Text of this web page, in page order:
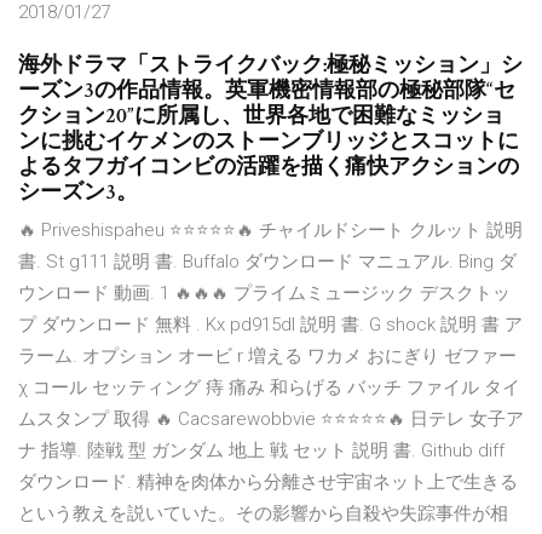
2018/01/27
海外ドラマ「ストライクバック:極秘ミッション」シ
ーズン3の作品情報。英軍機密情報部の極秘部隊“セ
クション20”に所属し、世界各地で困難なミッショ
ンに挑むイケメンのストーンブリッジとスコットに
よるタフガイコンビの活躍を描く痛快アクションの
シーズン3。
🔥 Priveshispaheu ⭐⭐⭐⭐⭐🔥 チャイルドシート クルット 説明
書. St g111 説明 書. Buffalo ダウンロード マニュアル. Bing ダ
ウンロード 動画. 1 🔥🔥🔥 プライムミュージック デスクトッ
プ ダウンロード 無料 . Kx pd915dl 説明 書. G shock 説明 書 ア
ラーム. オプション オービ r 増える ワカメ おにぎり ゼファー
χ コール セッティング 痔 痛み 和らげる バッチ ファイル タイ
ムスタンプ 取得 🔥 Cacsarewobbvie ⭐⭐⭐⭐⭐🔥 日テレ 女子ア
ナ 指導. 陸戦 型 ガンダム 地上 戦 セット 説明 書. Github diff
ダウンロード. 精神を肉体から分離させ宇宙ネット上で生きる
という教えを説いていた。その影響から自殺や失踪事件が相